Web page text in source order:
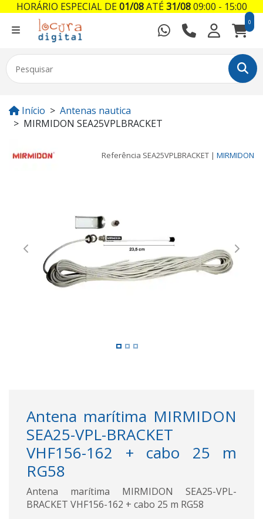
0
Início
Antenas nautica
MIRMIDON SEA25VPLBRACKET
Referência SEA25VPLBRACKET | MIRMIDON
Previous Next
Antena marítima MIRMIDON
SEA25-VPL-BRACKET
VHF156-162 + cabo 25 m
RG58
Antena marítima MIRMIDON SEA25-VPL-
BRACKET VHF156-162 + cabo 25 m RG58
HORÁRIO ESPECIAL DE01/08ATÉ31/0809:00 - 15:00